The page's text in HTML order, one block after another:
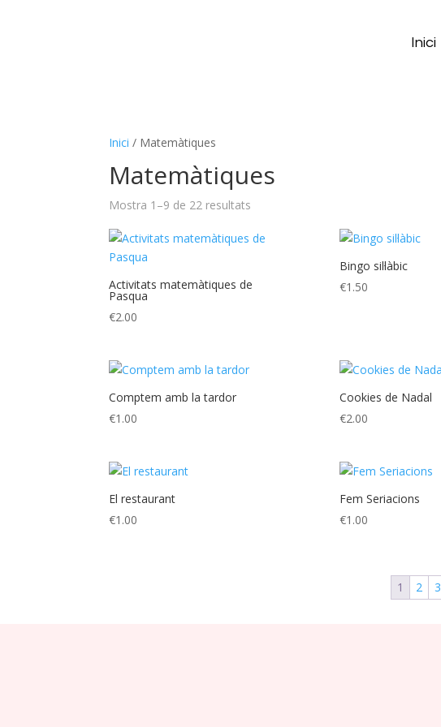
Inici
Inici / Matemàtiques
Matemàtiques
Mostra 1–9 de 22 resultats
Activitats matemàtiques de
Pasqua
€2.00
Bingo sil·làbic
€1.50
Comptem amb la tardor
€1.00
Cookies de Nadal
€2.00
El restaurant
€1.00
Fem Seriacions
€1.00
1 2 3